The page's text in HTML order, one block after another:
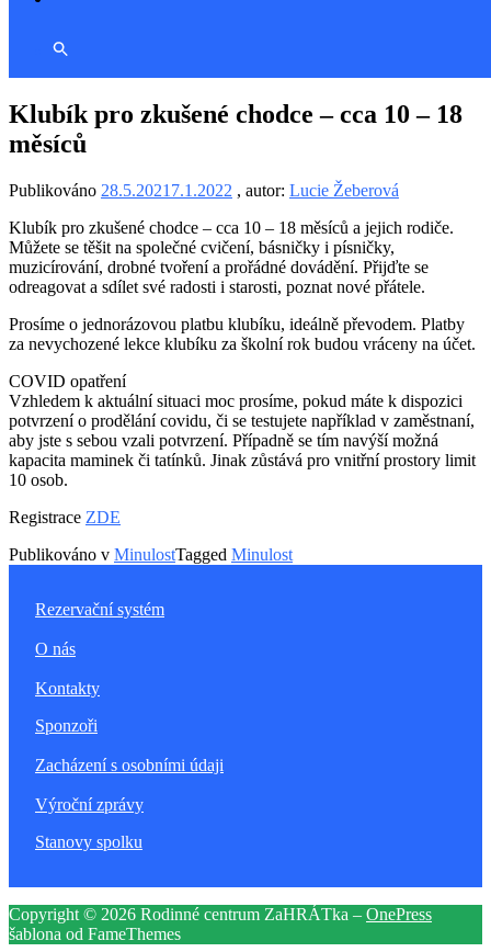
Klubík pro zkušené chodce – cca 10 – 18
měsíců
Publikováno 28.5.2021 7.1.2022 , autor: Lucie Žeberová
Klubík pro zkušené chodce – cca 10 – 18 měsíců a jejich rodiče.
Můžete se těšit na společné cvičení, básničky i písničky,
muzicírování, drobné tvoření a prořádné dovádění. Přijďte se
odreagovat a sdílet své radosti i starosti, poznat nové přátele.
Prosíme o jednorázovou platbu klubíku, ideálně převodem. Platby
za nevychozené lekce klubíku za školní rok budou vráceny na účet.
COVID opatření
Vzhledem k aktuální situaci moc prosíme, pokud máte k dispozici
potvrzení o prodělání covidu, či se testujete například v zaměstnaní,
aby jste s sebou vzali potvrzení. Případně se tím navýší možná
kapacita maminek či tatínků. Jinak zůstává pro vnitřní prostory limit
10 osob.
Registrace ZDE
Publikováno v MinulostTagged Minulost
Rezervační systém
O nás
Kontakty
Sponzoři
Zacházení s osobními údaji
Výroční zprávy
Stanovy spolku
Copyright © 2026 Rodinné centrum ZaHRÁTka – OnePress
šablona od FameThemes